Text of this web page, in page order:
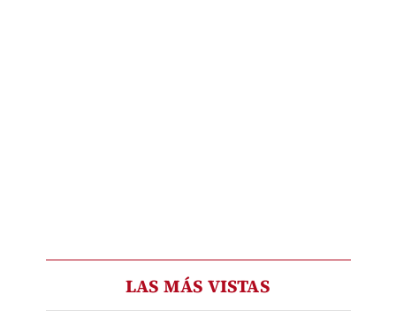
LAS MÁS VISTAS